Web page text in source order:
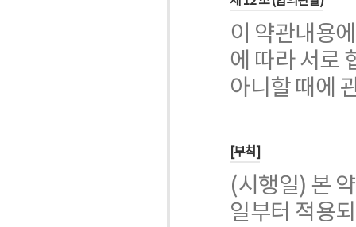
이 약관내용
에 따라 서로
아니할 때에
[부칙]
(시행일) 본
일부터 적용